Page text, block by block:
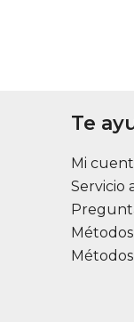
Te
Mi
Servicio